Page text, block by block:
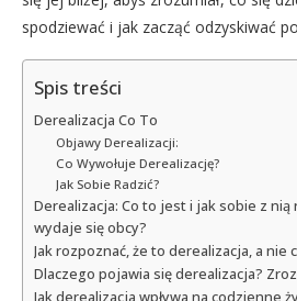
spodziewać i jak zacząć odzyskiwać
Spis treści
Derealizacja Co To
Objawy Derealizacji:
Co Wywołuje Derealizację?
Jak Sobie Radzić?
Derealizacja: Co to jest i jak sobie z nią
wydaje się obcy?
Jak rozpoznać, że to derealizacja, a nie
Dlaczego pojawia się derealizacja?